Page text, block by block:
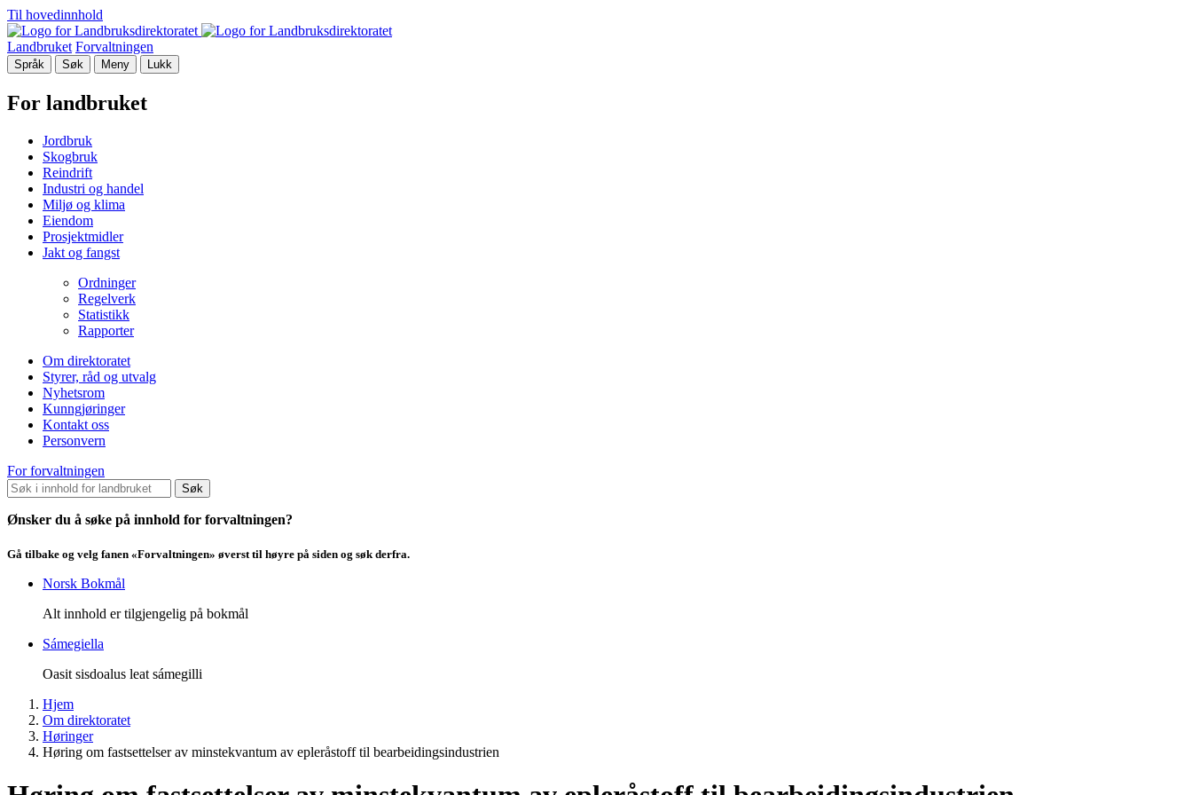
Til hovedinnhold
Landbruket Forvaltningen
Språk Søk Meny Lukk
For landbruket
Jordbruk
Skogbruk
Reindrift
Industri og handel
Miljø og klima
Eiendom
Prosjektmidler
Jakt og fangst
Ordninger
Regelverk
Statistikk
Rapporter
Om direktoratet
Styrer, råd og utvalg
Nyhetsrom
Kunngjøringer
Kontakt oss
Personvern
For forvaltningen
Søk
Ønsker du å søke på innhold for forvaltningen?
Gå tilbake og velg fanen «Forvaltningen» øverst til høyre på siden og søk derfra.
Norsk Bokmål
Alt innhold er tilgjengelig på bokmål
Sámegiella
Oasit sisdoalus leat sámegilli
Hjem
Om direktoratet
Høringer
Høring om fastsettelser av minstekvantum av epleråstoff til bearbeidingsindustrien